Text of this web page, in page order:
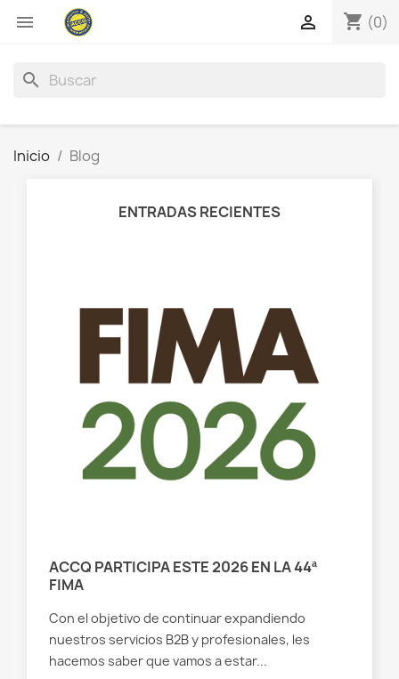
 shopping_cart (0)

search
Inicio Blog
ENTRADAS RECIENTES
ACCQ PARTICIPA ESTE 2026 EN LA 44ª
FIMA
Con el objetivo de continuar expandiendo
nuestros servicios B2B y profesionales, les
hacemos saber que vamos a estar...